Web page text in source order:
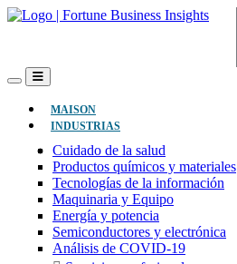
MAISON(ACTUAL)
INDUSTRIAS
Cuidado de la salud
Productos químicos y materiales
Tecnologías de la información
Maquinaria y Equipo
Energía y potencia
Semiconductores y electrónica
Análisis de COVID-19